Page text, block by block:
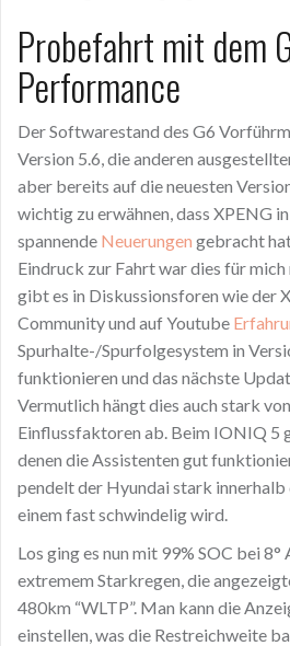
Probefahrt mit dem
Performance
Der Softwarestand des G6
Version 5.6, die anderen
aber bereits auf die neuesten
wichtig zu erwähnen, dass XPENG
spannende Neuerungen gebracht
Eindruck zur Fahrt war dies für
gibt es in Diskussionsforen wie der
Community und auf Youtube
Spurhalte-/Spurfolgesystem in
funktionieren und das nächste
Vermutlich hängt dies auch stark
Einflussfaktoren ab. Beim IONIQ 5
denen die Assistenten gut
pendelt der Hyundai stark innerhalb
einem fast schwindelig wird.
Los ging es nun mit 99% SOC bei
extremem Starkregen, die
480km “WLTP”. Man kann die
einstellen, was die Restreichweite